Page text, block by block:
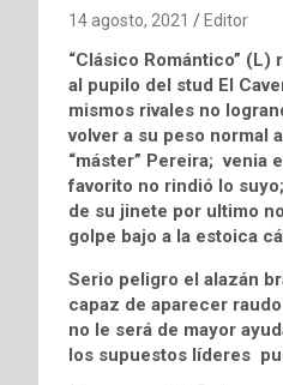
14 agosto, 2021 Editor
“Clásico Romántico”
al pupilo del stud El
mismos rivales no
volver a su peso normal
“máster” Pereira; venia
favorito no rindió lo
de su jinete por ultimo
golpe bajo a la estoica
Serio peligro el alazán
capaz de aparecer
no le será de mayor
los supuestos líderes